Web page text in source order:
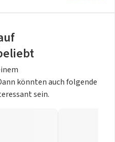
könnten auch folgende
sein.